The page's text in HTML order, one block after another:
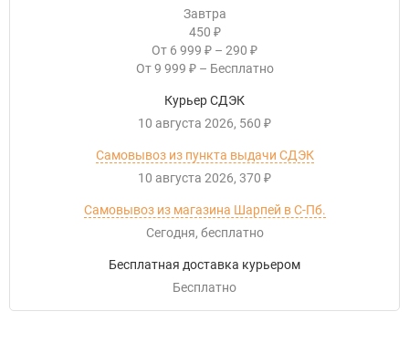
Завтра
450 ₽
От 6 999 ₽ – 290 ₽
От 9 999 ₽ – Бесплатно
Курьер СДЭК
10 августа 2026 560 ₽
Самовывоз из пункта выдачи СДЭК
10 августа 2026 370 ₽
Самовывоз из магазина Шарпей в С-Пб.
Сегодня
Бесплатно
Бесплатная доставка курьером
Бесплатно